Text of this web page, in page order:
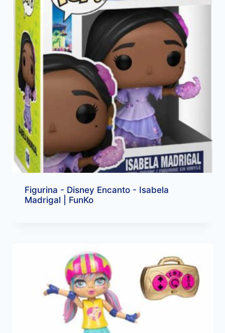
Figurina - Disney Encanto - Isabela
Madrigal | FunKo